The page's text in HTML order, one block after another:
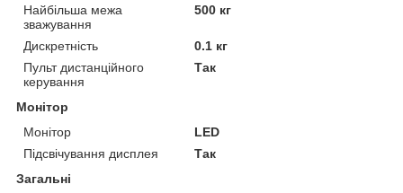
Найбільша межа
зважування
500 кг
Дискретність
0.1 кг
Пульт дистанційного
керування
Так
Монітор
Монітор
LED
Підсвічування дисплея
Так
Загальні